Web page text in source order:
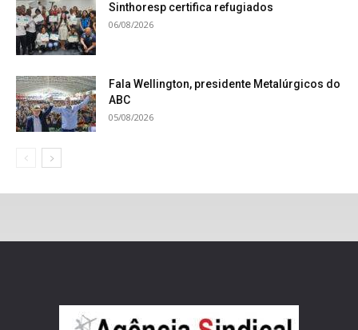
Sinthoresp certifica refugiados
06/08/2026
Fala Wellington, presidente Metalúrgicos do
ABC
05/08/2026